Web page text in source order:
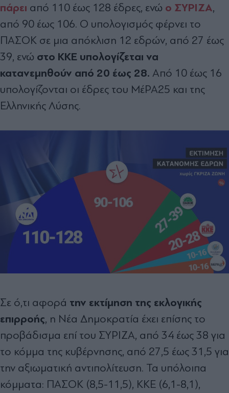
πάρει από 110 έως 128 έδρες, ενώ ο ΣΥΡΙΖΑ,
από 90 έως 106. Ο υπολογισμός φέρνει το
ΠΑΣΟΚ σε μια απόκλιση 12 εδρών, από 27 έως
39, ενώ στο ΚΚΕ υπολογίζεται να
κατανεμηθούν από 20 έως 28. Από 10 έως 16
υπολογίζονται οι έδρες του ΜέΡΑ25 και της
Ελληνικής Λύσης.
Σε ό,τι αφορά την εκτίμηση της εκλογικής
επιρροής, η Νέα Δημοκρατία έχει επίσης το
προβάδισμα επί του ΣΥΡΙΖΑ, από 34 έως 38 για
το κόμμα της κυβέρνησης, από 27,5 έως 31,5 για
την αξιωματική αντιπολίτευση. Τα υπόλοιπα
κόμματα: ΠΑΣΟΚ (8,5-11,5), ΚΚΕ (6,1-8,1),